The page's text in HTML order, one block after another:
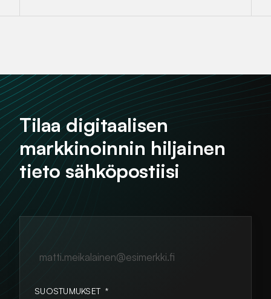
Tilaa digitaalisen
markkinoinnin hiljainen
tieto sähköpostiisi
SUOSTUMUKSET *